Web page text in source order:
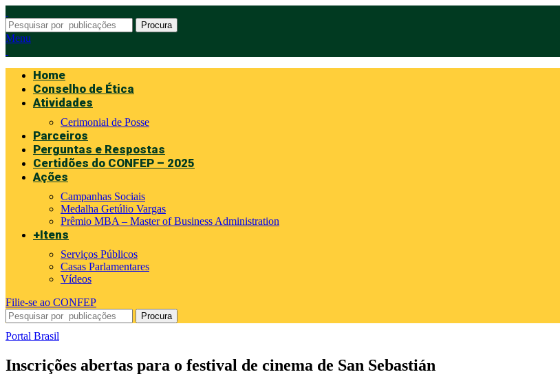
Procura
Menu
Home
Conselho de Ética
Atividades
Cerimonial de Posse
Parceiros
Perguntas e Respostas
Certidões do CONFEP – 2025
Ações
Campanhas Sociais
Medalha Getúlio Vargas
Prêmio MBA – Master of Business Administration
+Itens
Serviços Públicos
Casas Parlamentares
Vídeos
Filie-se ao CONFEP
Procura
Portal Brasil
Inscrições abertas para o festival de cinema de San Sebastián